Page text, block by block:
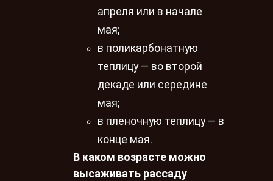
апреля или в начале
мая;
в поликарбонатную
теплицу — во второй
декаде или середине
мая;
в пленочную теплицу — в
конце мая.
В каком возрасте можно
высаживать рассаду